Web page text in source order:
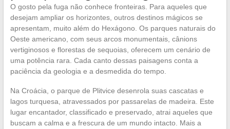
O gosto pela fuga não conhece fronteiras. Para aqueles que
desejam ampliar os horizontes, outros destinos mágicos se
apresentam, muito além do Hexágono. Os parques naturais do
Oeste americano, com seus arcos monumentais, cânions
vertiginosos e florestas de sequoias, oferecem um cenário de
uma potência rara. Cada canto dessas paisagens conta a
paciência da geologia e a desmedida do tempo.
Na Croácia, o parque de Plitvice desenrola suas cascatas e
lagos turquesa, atravessados por passarelas de madeira. Este
lugar encantador, classificado e preservado, atrai aqueles que
buscam a calma e a frescura de um mundo intacto. Mais a